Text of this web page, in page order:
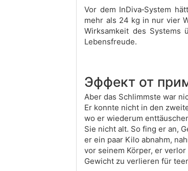
Vor dem InDiva‑System
mehr als 24 kg in nur vier
Wirksamkeit des Systems
Lebensfreude.
Эффект от
Aber das Schlimmste war
Er konnte nicht in den
wo er wiederum
Sie nicht alt. So fing er an,
er ein paar Kilo abnahm,
vor seinem Körper, er
Gewicht zu verlieren für